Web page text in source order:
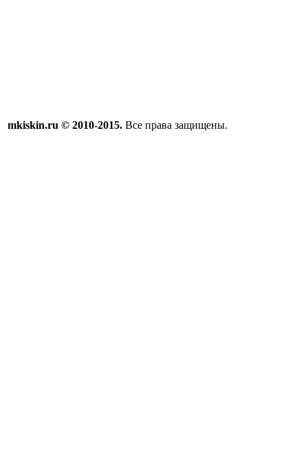
mkiskin.ru © 2010-2015. Все права защищены.